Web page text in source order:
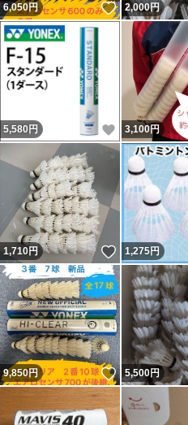
6,050円 いいね！
2,000円
5,580 円 いいね！
3,100円
1,710円 いいね！
1,275円
9,850円 いいね！
5,500円